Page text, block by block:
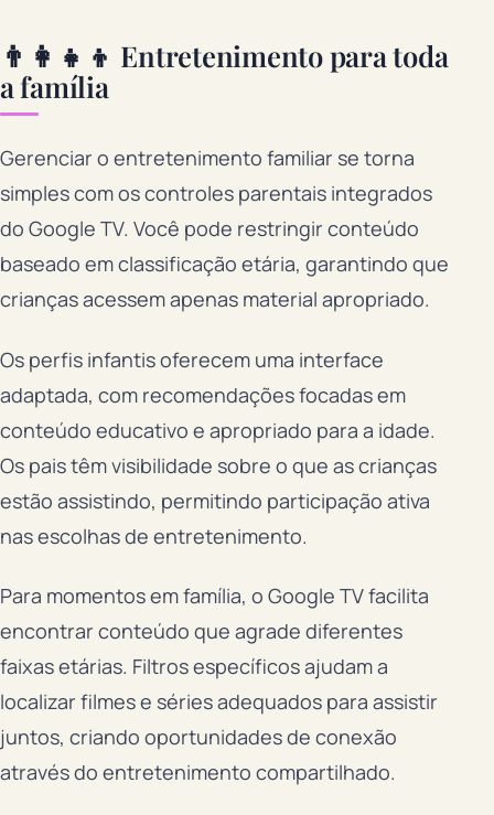
👨‍👩‍👧‍👦 Entretenimento para toda
a família
Gerenciar o entretenimento familiar se torna
simples com os controles parentais integrados
do Google TV. Você pode restringir conteúdo
baseado em classificação etária, garantindo que
crianças acessem apenas material apropriado.
Os perfis infantis oferecem uma interface
adaptada, com recomendações focadas em
conteúdo educativo e apropriado para a idade.
Os pais têm visibilidade sobre o que as crianças
estão assistindo, permitindo participação ativa
nas escolhas de entretenimento.
Para momentos em família, o Google TV facilita
encontrar conteúdo que agrade diferentes
faixas etárias. Filtros específicos ajudam a
localizar filmes e séries adequados para assistir
juntos, criando oportunidades de conexão
através do entretenimento compartilhado.